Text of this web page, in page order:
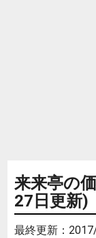
来来亭の
27日更新)
最終更新：